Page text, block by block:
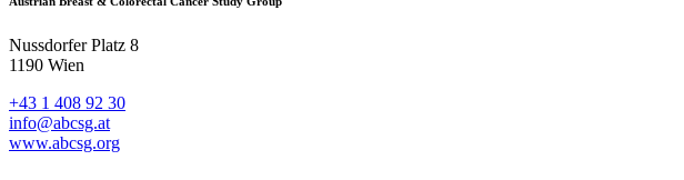
Nussdorfer Platz 8
1190 Wien
+43 1 408 92 30
info@abcsg.at
www.abcsg.org